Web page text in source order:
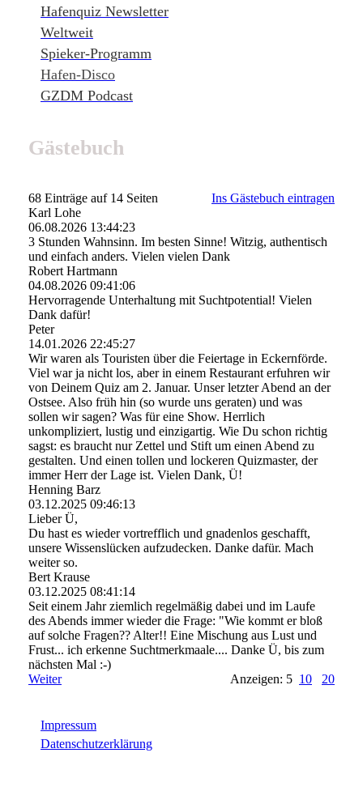
Hafenquiz Newsletter
Weltweit
Spieker-Programm
Hafen-Disco
GZDM Podcast
Gästebuch
68 Einträge auf 14 Seiten
Ins Gästebuch eintragen
Karl Lohe
06.08.2026 13:44:23
3 Stunden Wahnsinn. Im besten Sinne! Witzig, authentisch
und einfach anders. Vielen vielen Dank
Robert Hartmann
04.08.2026 09:41:06
Hervorragende Unterhaltung mit Suchtpotential! Vielen
Dank dafür!
Peter
14.01.2026 22:45:27
Wir waren als Touristen über die Feiertage in Eckernförde.
Viel war ja nicht los, aber in einem Restaurant erfuhren wir
von Deinem Quiz am 2. Januar. Unser letzter Abend an der
Ostsee. Also früh hin (so wurde uns geraten) und was
sollen wir sagen? Was für eine Show. Herrlich
unkompliziert, lustig und einzigartig. Wie Du schon richtig
sagst: es braucht nur Zettel und Stift um einen Abend zu
gestalten. Und einen tollen und lockeren Quizmaster, der
immer Herr der Lage ist. Vielen Dank, Ü!
Henning Barz
03.12.2025 09:46:13
Lieber Ü,
Du hast es wieder vortrefflich und gnadenlos geschafft,
unsere Wissenslücken aufzudecken. Danke dafür. Mach
weiter so.
Bert Krause
03.12.2025 08:41:14
Seit einem Jahr ziemlich regelmäßig dabei und im Laufe
des Abends immer wieder die Frage: "Wie kommt er bloß
auf solche Fragen?? Alter!! Eine Mischung aus Lust und
Frust... ich erkenne Suchtmerkmaale.... Danke Ü, bis zum
nächsten Mal :-)
Weiter
Anzeigen: 5 10 20
Impressum
Datenschutzerklärung